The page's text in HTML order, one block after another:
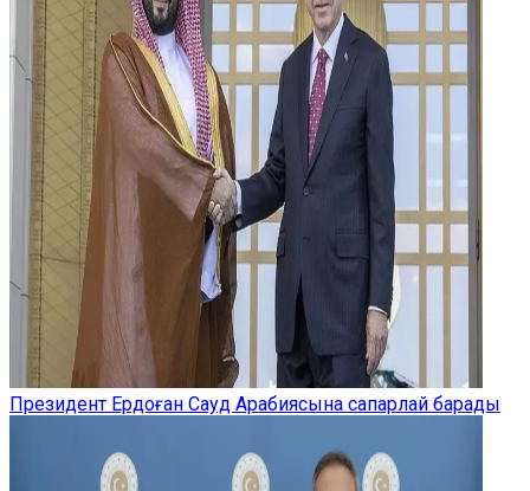
Президент Ердоған Сауд Арабиясына сапарлай барады